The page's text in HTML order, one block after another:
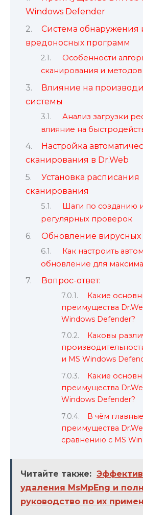
Windows Defender
Система обнаружения
вредоносных программ
Особенности
сканирования и
Влияние на
системы
Анализ загрузки
влияние на
Настройка
сканирования в Dr.Web
Установка расписания
сканирования
Шаги по созданию
регулярных проверок
Обновление вирусных
Как настроить
обновление для
Вопрос-ответ:
Какие
преимущества
Windows Defender?
Каковы
и MS Windows
Какие
преимущества
Windows Defender?
В чём главные
преимущества
сравнению с MS
Читайте также:
удаления MsMpEng и
руководство по их